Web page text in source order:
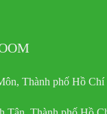
Thành phố Hồ